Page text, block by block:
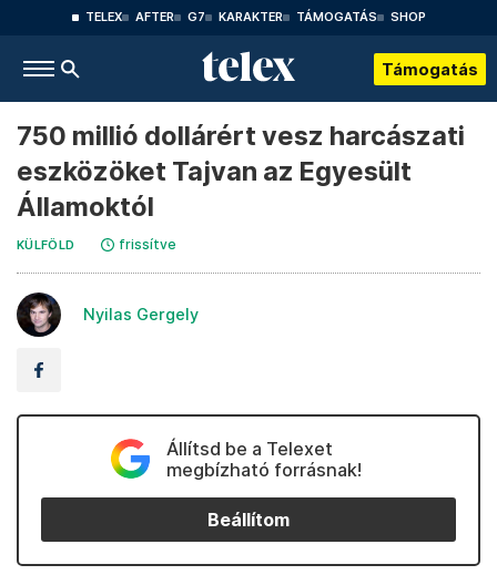
TELEX AFTER G7 KARAKTER TÁMOGATÁS SHOP
Támogatás
750 millió dollárért vesz harcászati
eszközöket Tajvan az Egyesült
Államoktól
KÜLFÖLD frissítve
Nyilas Gergely
Állítsd be a Telexet
megbízható forrásnak!
Beállítom